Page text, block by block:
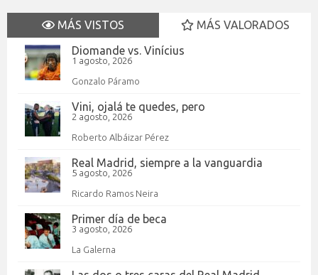
MÁS VISTOS
MÁS VALORADOS
Diomande vs. Vinícius
1 agosto, 2026
Gonzalo Páramo
Vini, ojalá te quedes, pero
2 agosto, 2026
Roberto Albáizar Pérez
Real Madrid, siempre a la vanguardia
5 agosto, 2026
Ricardo Ramos Neira
Primer día de beca
3 agosto, 2026
La Galerna